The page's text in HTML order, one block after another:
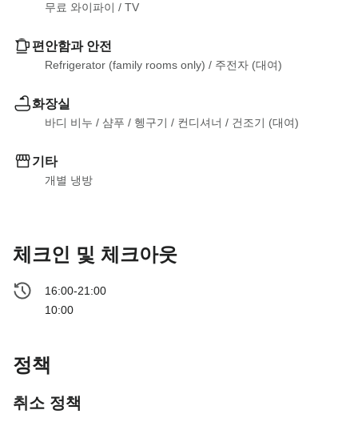
무료 와이파이 / TV
편안함과 안전
Refrigerator (family rooms only) / 주전자 (대여)
화장실
바디 비누 / 샴푸 / 헹구기 / 컨디셔너 / 건조기 (대여)
기타
개별 냉방
체크인 및 체크아웃
16:00-21:00
10:00
정책
취소 정책